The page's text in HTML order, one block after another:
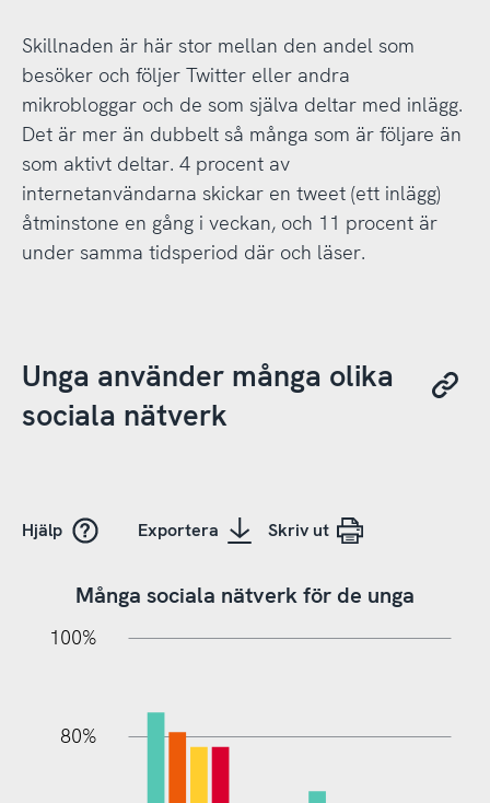
Skillnaden är här stor mellan den andel som
besöker och följer Twitter eller andra
mikrobloggar och de som själva deltar med inlägg.
Det är mer än dubbelt så många som är följare än
som aktivt deltar. 4 procent av
internetanvändarna skickar en tweet (ett inlägg)
åtminstone en gång i veckan, och 11 procent är
under samma tidsperiod där och läser.
Unga använder många olika
sociala nätverk
Hjälp Exportera Skriv ut
Många sociala nätverk för de unga
100%
80%